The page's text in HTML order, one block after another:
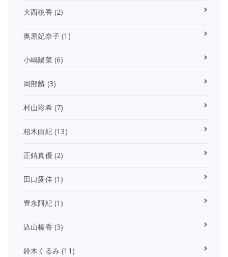
大西桃香 (2)
奥原妃奈子 (1)
小嶋陽菜(6)
岡部麟 (3)
村山彩希(7)
柏木由紀(13)
正鋳真優(2)
田口愛佳(1)
豊永阿紀(1)
込山榛香 (3)
鈴木くるみ (11)